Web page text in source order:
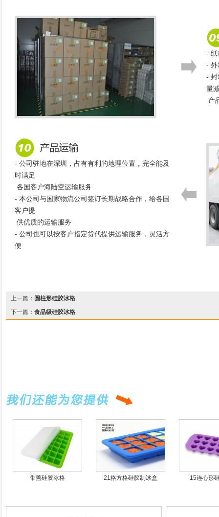
- 纸
- 外
- 封
量
产
- 公司驻地在深圳，占有有利的地理位置，完全能及
时满足
各国客户海陆空运输服务
- 本公司与国家物流公司签订长期战略合作，给各国
客户提
供优质的运输服务
- 公司也可以按客户指定货代提供运输服务，灵活方
便
上一篇： 圆柱形硅胶冰格
下一篇： 食品级硅胶冰格
带盖硅胶冰格 21格方格硅胶制冰盒 15连心形